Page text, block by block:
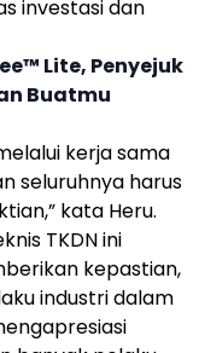
investasi dan
Lite, Penyejuk
Buatmu
kerja sama
seluruhnya harus
kata Heru.
TKDNini
kepastian,
industri dalam